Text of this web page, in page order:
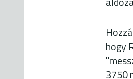
hogy
3750